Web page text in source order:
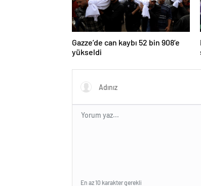
Gazze’de can kaybı 52 bin 908’e
yükseldi
En az 10 karakter gerekli